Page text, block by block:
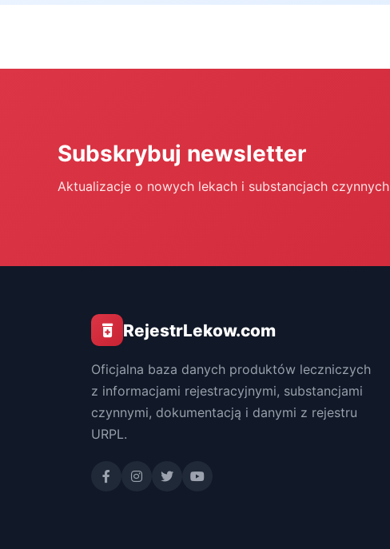
Subskrybuj newsletter
Aktualizacje o nowych lekach i substancjach czynnych
RejestrLekow.com
Oficjalna baza danych produktów leczniczych
z informacjami rejestracyjnymi, substancjami
czynnymi, dokumentacją i danymi z rejestru
URPL.